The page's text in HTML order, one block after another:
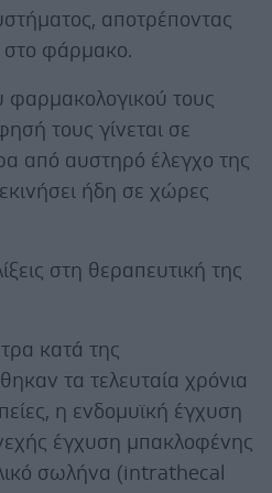
αποτρέποντας
στο φάρμακο.
φαρμακολογικού τους
τους γίνεται σε
από αυστηρό έλεγχο της
ήδη σε χώρες
στη θεραπευτική της
κατά της
τα τελευταία χρόνια
η ενδομυϊκή έγχυση
έγχυση μπακλοφένης
σωλήνα (intrathecal